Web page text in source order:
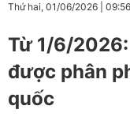
Thứ hai, 01/06/2026 09:56
Từ 1/6/
được phân
quốc